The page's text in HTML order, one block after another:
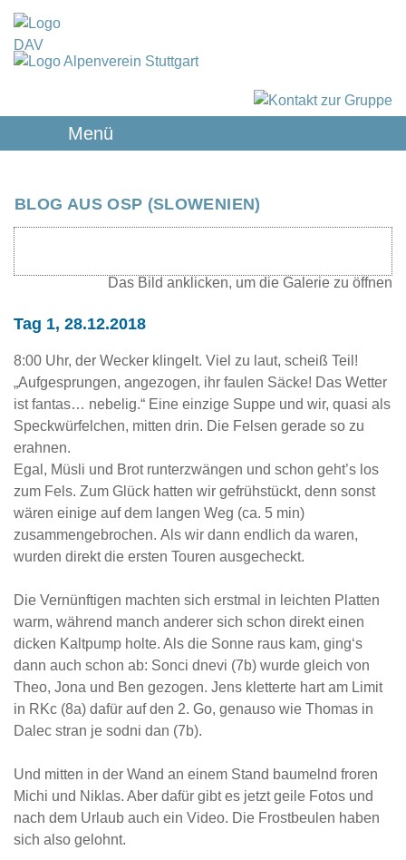
Menü
BLOG AUS OSP (SLOWENIEN)
Tag 1, 28.12.2018
8:00 Uhr, der Wecker klingelt. Viel zu laut, scheiß Teil!
„Aufgesprungen, angezogen, ihr faulen Säcke! Das Wetter
ist fantas… nebelig.“ Eine einzige Suppe und wir, quasi als
Speckwürfelchen, mitten drin. Die Felsen gerade so zu
erahnen.
Egal, Müsli und Brot runterzwängen und schon geht’s los
zum Fels. Zum Glück hatten wir gefrühstückt, denn sonst
wären einige auf dem langen Weg (ca. 5 min)
zusammengebrochen. Als wir dann endlich da waren,
wurden direkt die ersten Touren ausgecheckt.
Die Vernünftigen machten sich erstmal in leichten Platten
warm, während manch anderer sich schon direkt einen
dicken Kaltpump holte. Als die Sonne raus kam, ging‘s
dann auch schon ab: Sonci dnevi (7b) wurde gleich von
Theo, Jona und Ben gezogen. Jens kletterte hart am Limit
in RKc (8a) dafür auf den 2. Go, genauso wie Thomas in
Dalec stran je sodni dan (7b).
Und mitten in der Wand an einem Stand baumelnd froren
Michi und Niklas. Aber dafür gibt es jetzt geile Fotos und
nach dem Urlaub auch ein Video. Die Frostbeulen haben
sich also gelohnt.